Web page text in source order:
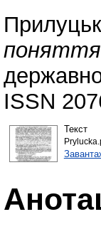
поняття
ISSN
Текст